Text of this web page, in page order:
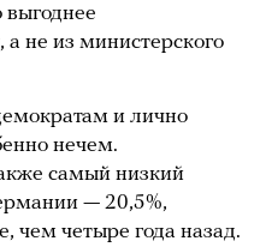
выгоднее
не из министерского
и лично
нечем.
самый низкий
— 20,5%,
чем четыре года назад.